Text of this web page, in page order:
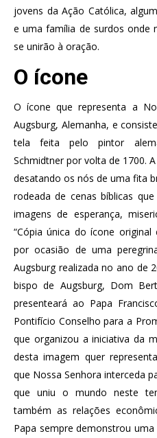
jovens da Ação Católica,
e uma família de surdos onde
se unirão à oração.
O ícone
O ícone que representa a
Augsburg, Alemanha, e
tela feita pelo pintor
Schmidtner por volta de 1700.
desatando os nós de uma fita
rodeada de cenas bíblicas
imagens de esperança,
“Cópia única do ícone
por ocasião de uma
Augsburg realizada no ano de
bispo de Augsburg, Dom
presenteará ao Papa
Pontifício Conselho para a
que organizou a iniciativa da
desta imagem quer
que Nossa Senhora interceda
que uniu o mundo neste
também as relações
Papa sempre demonstrou